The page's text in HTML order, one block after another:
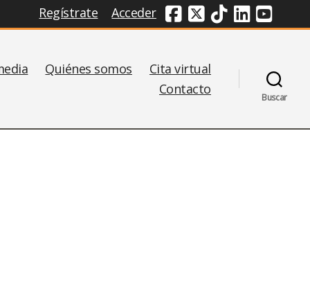
Regístrate Acceder Redes Sociales
Quiénes somos
Cita virtual
Contacto
Buscar